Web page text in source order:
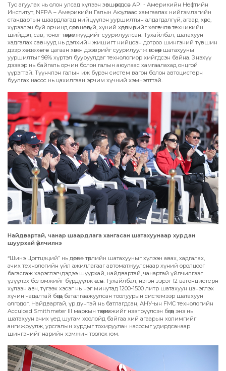
Тус агуулах нь олон улсад хүлээн зөвшөөрөгдсөн API - Америкийн Нефтийн
Институт, NFPA – Америкийн Галын Аюулаас хамгаалах нийгэмлэгийн
стандартын шаардлагад нийцүүлэн ууршилтын алдагдалгүй, агаар, хөрс,
хүрээлэн буй орчинд сөрөг нөлөөгүй, хүний хөдөлмөрийг хөнгөвчлөх техникийн
шийдэл, сав, тоног төхөөрөмжүүдийг суурилуулсан. Тухайлбал, шатахуун
хадгалах савнууд нь дэлхийн жишигт нийцсэн дотроо шингэний түвшин
дээр хөвдөг хөнгөн цагаан хөвөгч дээврийг суурилуулж өгсөнөөр шатахууны
ууршилтыг 96% хүртэл бууруулдаг технологиор хийгдсэн байна. Энэхүү
дээвэр нь байгаль орчин болон галын аюулаас хамгаалахад онцгой
үүрэгтэй. Түүнчлэн галын иж бүрэн систем вагон болон автоцистерн
буулгах насос нь цахилгаан эрчим хүчний хэмнэлттэй.
Найдвартай, чанар шаардлага хангасан шатахуунаар хурдан
шуурхай үйлчилнэ
“Шинэ Цогтцэций” нь дөрвөн төрлийн шатахууныг хүлээн авах, хадгалах,
ачих технологийн үйл ажиллагааг автоматжуулснаар хүний оролцоог
багасгаж хэрэглэгчдэдээ шуурхай, найдвартай, чанартай үйлчилгээг
үзүүлэх боломжийг бүрдүүлж өгсөн. Тухайлбал, нэгэн зэрэг 12 вагонцистерн
хүлээн авч, түгээх хэсэг нь нэг минутад 1200-1500 литр шатахуун цэнэглэх
хүчин чадалтай бөгөөд баталгаажуулсан тоолуурын системээр шатахуун
олгодог. Найдвартай, үр дүнтэй нь батлагдсан, АНУ-ын FMC технологийн
Accuload Smithmeter III маркын төхөөрөмжийг нэвтрүүлсэн бөгөөд энэ нь
шатахуун ачих үед шугам хоолойд байгаа хий агаарын холимгийг
ангижруулж, урсгалын хурдыг тохируулан насосыг удирдсанаар
шингэнийг нарийн хэмжин тоолох юм.